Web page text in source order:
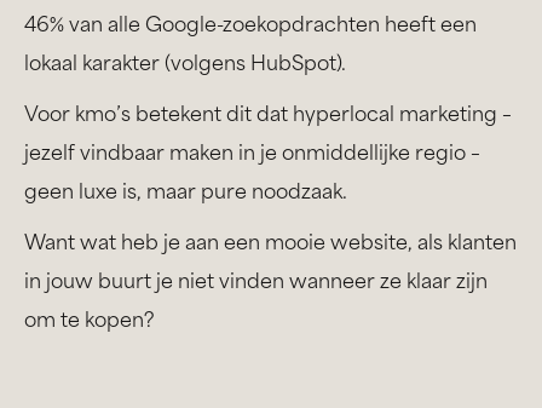
46% van alle Google-zoekopdrachten heeft een
lokaal karakter (volgens HubSpot).
Voor kmo’s betekent dit dat hyperlocal marketing –
jezelf vindbaar maken in je onmiddellijke regio –
geen luxe is, maar pure noodzaak.
Want wat heb je aan een mooie website, als klanten
in jouw buurt je niet vinden wanneer ze klaar zijn
om te kopen?